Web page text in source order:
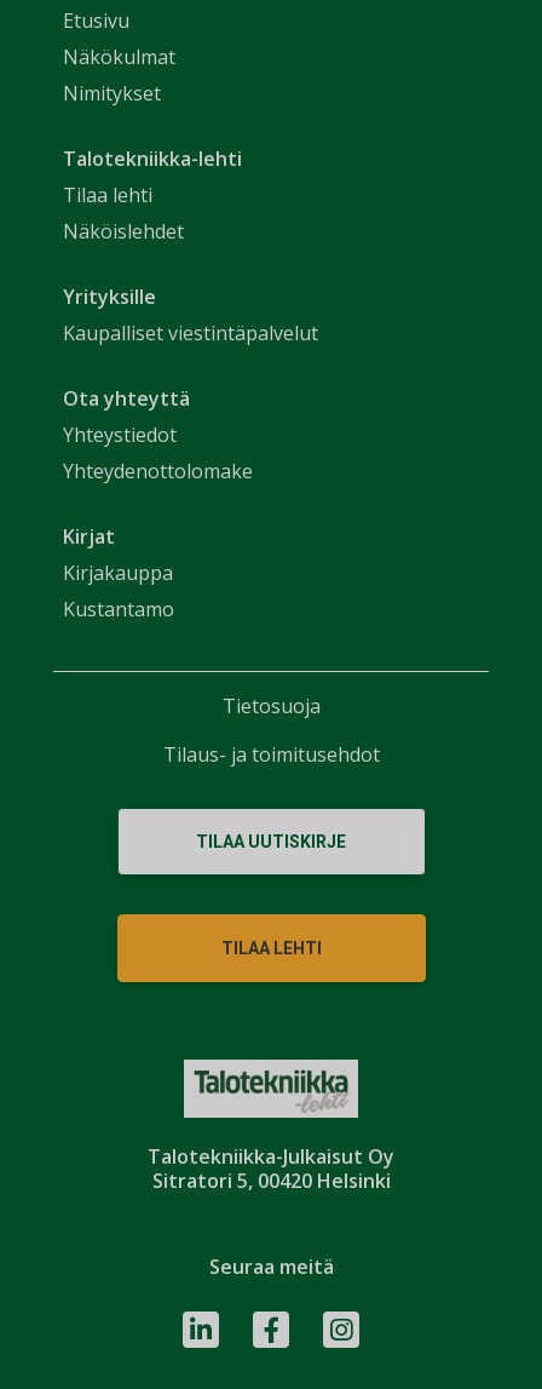
Talotekniikka-Julkaisut Oy
Sitratori 5, 00420 Helsinki
Etusivu
Näkökulmat
Nimitykset
Talotekniikka-lehti
Tilaa lehti
Näköislehdet
Yrityksille
Kaupalliset viestintäpalvelut
Ota yhteyttä
Yhteystiedot
Yhteydenottolomake
Kirjat
Kirjakauppa
Kustantamo
TILAA UUTISKIRJE
TILAA LEHTI
Seuraa meitä
Tietosuoja
Tilaus- ja toimitusehdot